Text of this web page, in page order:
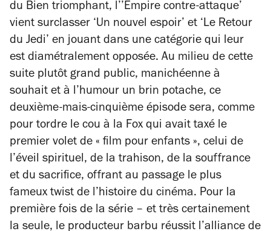
du Bien triomphant, l’’Empire contre-attaque’
vient surclasser ‘Un nouvel espoir’ et ‘Le Retour
du Jedi’ en jouant dans une catégorie qui leur
est diamétralement opposée. Au milieu de cette
suite plutôt grand public, manichéenne à
souhait et à l’humour un brin potache, ce
deuxième-mais-cinquième épisode sera, comme
pour tordre le cou à la Fox qui avait taxé le
premier volet de « film pour enfants », celui de
l’éveil spirituel, de la trahison, de la souffrance
et du sacrifice, offrant au passage le plus
fameux twist de l’histoire du cinéma. Pour la
première fois de la série – et très certainement
la seule, le producteur barbu réussit l’alliance de